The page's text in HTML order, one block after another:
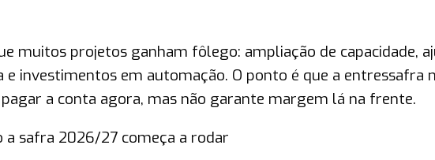
muitos projetos ganham fôlego: ampliação de capacidade,
e investimentos em automação. O ponto é que a entressafra
pagar a conta agora, mas não garante margem lá na frente.
a safra 2026/27 começa a rodar